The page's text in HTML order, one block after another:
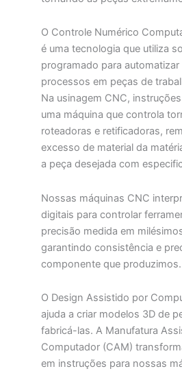
O Controle Numérico
é uma tecnologia que utiliza
programado para
processos em peças de
Na usinagem CNC,
uma máquina que controla
roteadoras e retificadoras,
excesso de material da
a peça desejada com
Nossas máquinas CNC
digitais para controlar
precisão medida em
garantindo consistência e
componente que produzimos.
O Design Assistido por
ajuda a criar modelos 3D de
fabricá-las. A Manufatura
Computador (CAM)
em instruções para nossas